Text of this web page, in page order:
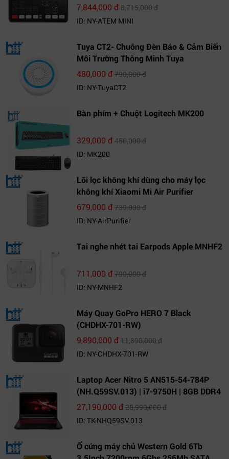
7,844,000 đ8,715,000 đ
ID: NY-ATEM MINI
Tuya CT2- Chuông Đèn Báo & Cảm Biến
Môi Trường Thông Minh Tuya
480,000 đ790,000 đ
ID: NY-TuyaCT2
Bàn phím + Chuột Logitech MK200
329,000 đ450,000 đ
ID: MK200
Lõi lọc không khí dùng cho máy lọc
không khí Xiaomi Mi Air Purifier
679,000 đ739,000 đ
ID: NY-AirPurifier
Tai nghe nhét tai Earpods Apple MNHF2
711,000 đ790,000 đ
ID: NY-MNHF2
Máy Quay GoPro HERO 7 Black
(CHDHX-701-RW)
9,890,000 đ11,890,000 đ
ID: NY-CHDHX-701-RW
Laptop Acer Nitro 5 AN515-54-784P
(NH.Q59SV.013) | i7-9750H | 8GB DDR4
| 1TB HDD | GeForce GTX 1650 4GB |
27,190,000 đ28,990,000 đ
ID: TK-NHQ59SV.013
Ổ cứng máy chủ Western Gold 6Tb